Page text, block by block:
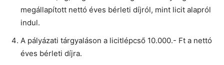
megállapított nettó éves bérleti díjról, mint licit alapról
indul.
A pályázati tárgyaláson a licitlépcső 10.000.- Ft a nettó
éves bérleti díjra.